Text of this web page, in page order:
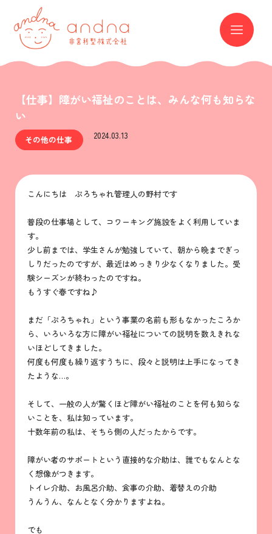
【仕事】障がい福祉のことは、みんな何も知らな
い
その他の仕事 2024.03.13
こんにちは ぷろちゃれ管理人の野村です
普段の仕事場として、コワーキング施設をよく利用していま
す。
少し前までは、学生さんが勉強していて、朝から晩までぎっ
しりだったのですが、最近はめっきり少なくなりました。受
験シーズンが終わったのですね。
もうすぐ春ですね♪
まだ「ぷろちゃれ」という事業の名前も形もなかったころか
ら、いろいろな方に障がい福祉についての説明を数えきれな
いほどしてきました。
何度も何度も繰り返すうちに、段々と説明は上手になってき
たような…。
そして、一般の人が驚くほど障がい福祉のことを何も知らな
いことを、私は知っています。
十数年前の私は、そちら側の人だったからです。
障がい者のサポートという直接的な介助は、誰でもなんとな
く想像がつきます。
トイレ介助、お風呂介助、食事の介助、着替えの介助
うんうん、なんとなく分かりますよね。
でも